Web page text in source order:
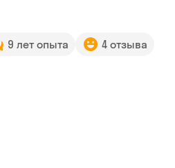
9 лет опыта 4 отзыва